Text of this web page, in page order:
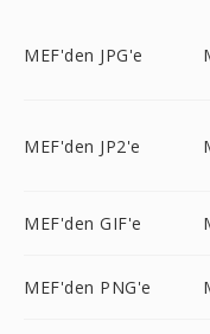
MEF'den JPG'e
MEF'den JP2'e
MEF'den GIF'e
MEF'den PNG'e